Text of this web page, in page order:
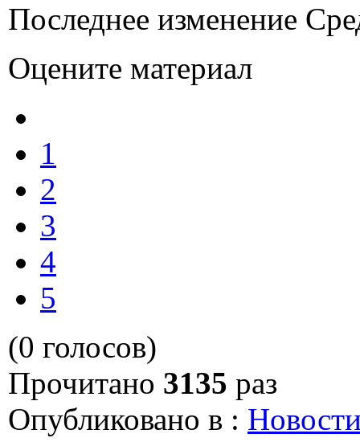
Последнее изменение
Оцените материал
1
2
3
4
5
(0 голосов)
Прочитано 3135 раз
Опубликовано в :